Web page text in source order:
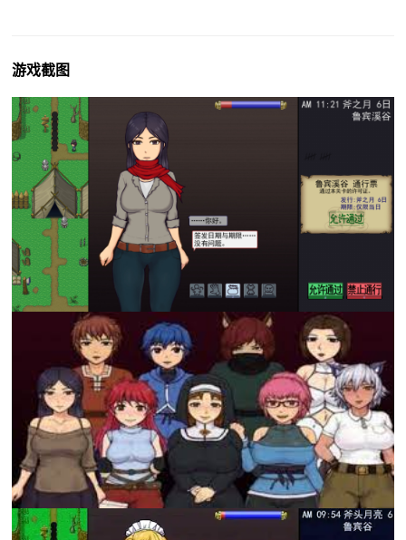
游戏截图